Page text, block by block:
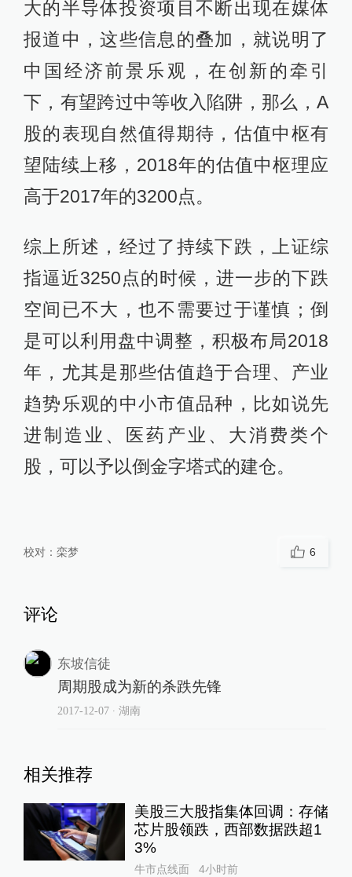
大的半导体投资项目不断出现在媒体
报道中，这些信息的叠加，就说明了
中国经济前景乐观，在创新的牵引
下，有望跨过中等收入陷阱，那么，A
股的表现自然值得期待，估值中枢有
望陆续上移，2018年的估值中枢理应
高于2017年的3200点。
综上所述，经过了持续下跌，上证综
指逼近3250点的时候，进一步的下跌
空间已不大，也不需要过于谨慎；倒
是可以利用盘中调整，积极布局2018
年，尤其是那些估值趋于合理、产业
趋势乐观的中小市值品种，比如说先
进制造业、医药产业、大消费类个
股，可以予以倒金字塔式的建仓。
校对： 栾梦 6
评论
东坡信徒
周期股成为新的杀跌先锋
2017-12-07∙ 湖南
相关推荐
美股三大股指集体回调：存储
芯片股领跌，西部数据跌超1
3%
牛市点线面 4小时前